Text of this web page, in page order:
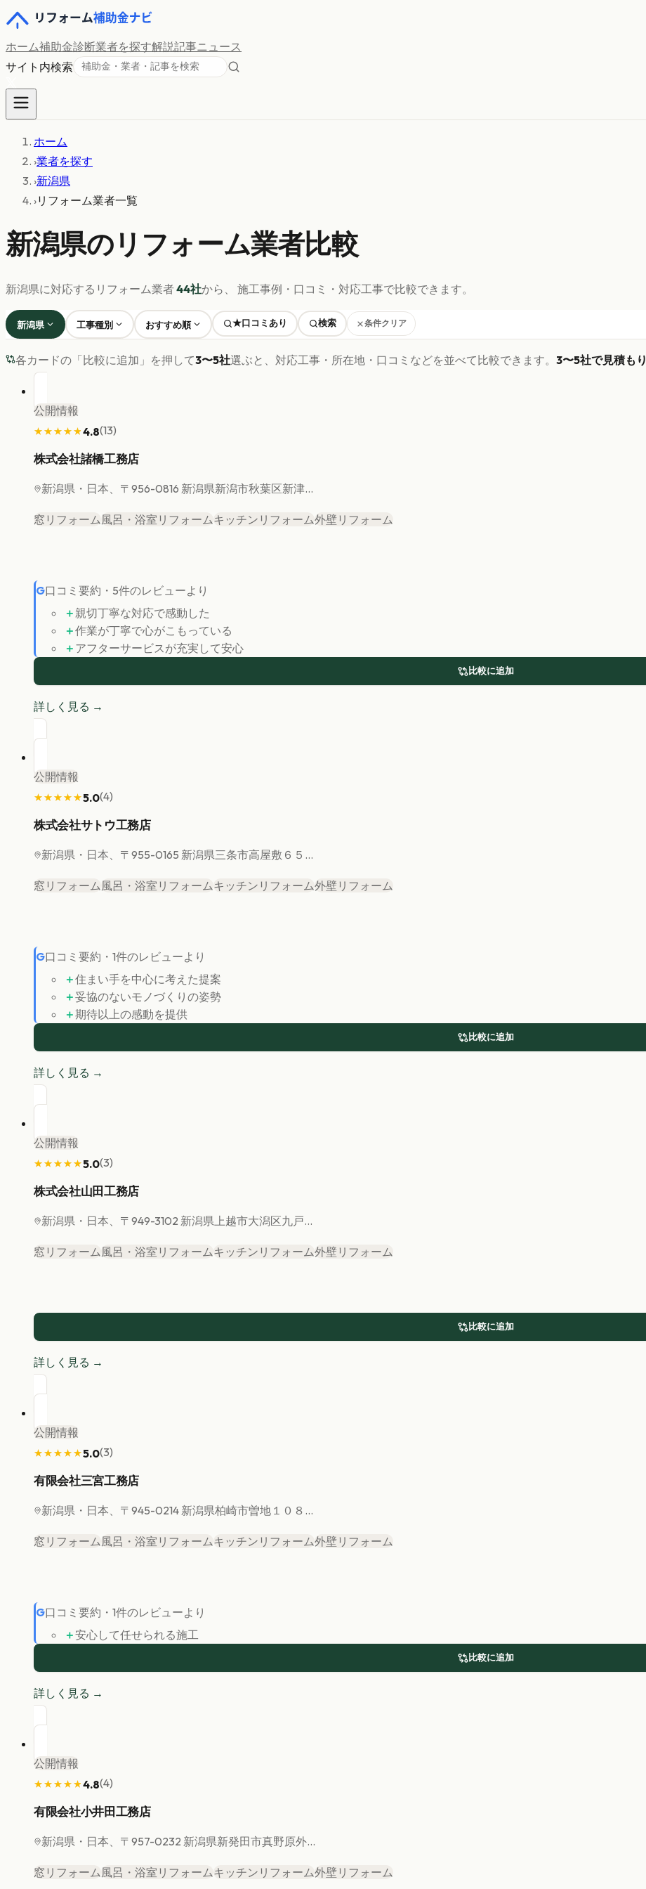
ホーム補助金診断業者を探す解説記事ニュース
サイト内検索
ホーム
›業者を探す
›新潟県
›リフォーム業者一覧
新潟県のリフォーム業者比較
新潟県に対応するリフォーム業者44社から、 施工事例・口コミ・対応工事で比較できます。
新潟県 工事種別 おすすめ順 ★口コミあり 検索 条件クリア
各カードの「比較に追加」を押して3〜5社選ぶと、対応工事・所在地・口コミなどを並べて比較できます。 3〜5社で見積もり
公開情報
★★★★★
★★★★★4.8(13)
株式会社諸橋工務店
新潟県 ・日本、〒956-0816 新潟県新潟市秋葉区新津...
窓リフォーム 風呂・浴室リフォームキッチンリフォーム外壁リフォーム
G口コミ要約 ・ 5件のレビューより
＋親切丁寧な対応で感動した
＋作業が丁寧で心がこもっている
＋ アフターサービスが充実して安心
比較に追加
詳しく見る →
公開情報
★★★★★
★★★★★5.0(4)
株式会社サトウ工務店
新潟県 ・日本、〒955-0165 新潟県三条市高屋敷６５...
窓リフォーム 風呂・浴室リフォームキッチンリフォーム外壁リフォーム
G口コミ要約 ・ 1件のレビューより
＋住まい手を中心に考えた提案
＋妥協のないモノづくりの姿勢
＋期待以上の感動を提供
比較に追加
詳しく見る →
公開情報
★★★★★
★★★★★5.0(3)
株式会社山田工務店
新潟県 ・日本、〒949-3102 新潟県上越市大潟区九戸...
窓リフォーム 風呂・浴室リフォームキッチンリフォーム外壁リフォーム
比較に追加
詳しく見る →
公開情報
★★★★★
★★★★★5.0(3)
有限会社三宮工務店
新潟県 ・日本、〒945-0214 新潟県柏崎市曽地１０８...
窓リフォーム 風呂・浴室リフォームキッチンリフォーム外壁リフォーム
G口コミ要約 ・ 1件のレビューより
＋安心して任せられる施工
比較に追加
詳しく見る →
公開情報
★★★★★
★★★★★4.8(4)
有限会社小井田工務店
新潟県 ・日本、〒957-0232 新潟県新発田市真野原外...
窓リフォーム 風呂・浴室リフォームキッチンリフォーム外壁リフォーム